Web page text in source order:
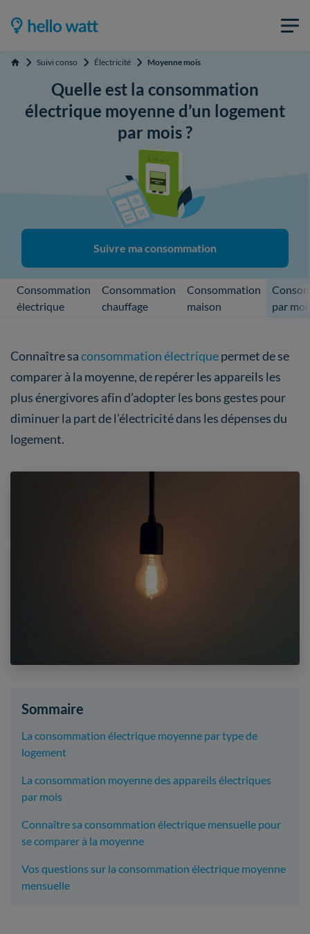
Accueil Suivi conso Électricité Moyenne mois
Quelle est la consommation
électrique moyenne d’un logement
par mois ?
Suivre ma consommation
Consommation
électrique
Consommation
chauffage
Consommation
maison
par
Connaître saconsommation électriquepermet de se
comparer à la moyenne, de repérer les appareils les
plus énergivores afin d’adopter les bons gestes pour
diminuer la part de l’électricité dans les dépenses du
logement.
Sommaire
La consommation électrique moyenne par type de
logement
La consommation moyenne des appareils électriques
par mois
Connaître sa consommation électrique mensuelle pour
se comparer à la moyenne
Vos questions sur la consommation électrique moyenne
mensuelle